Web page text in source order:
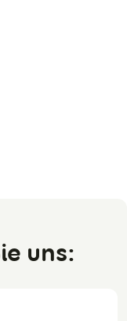
uns: